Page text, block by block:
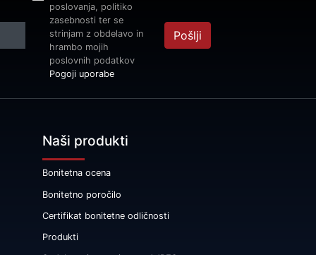
poslovanja, politiko
zasebnosti ter se
strinjam z obdelavo in
hrambo mojih
poslovnih podatkov
Pogoji uporabe
Pošlji
Naši produkti
Bonitetna ocena
Bonitetno poročilo
Certifikat bonitetne odličnosti
Produkti